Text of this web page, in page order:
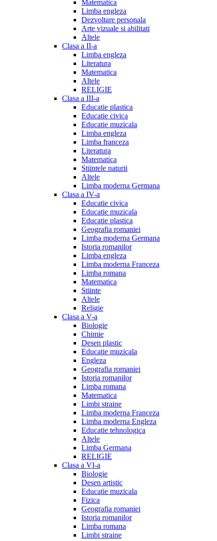
Matematica
Limba engleza
Dezvoltare personala
Arte vizuale si abilitati
Altele
Clasa a II-a
Limba engleza
Literatura
Matematica
Altele
RELIGIE
Clasa a III-a
Educatie plastica
Educatie civica
Educatie muzicala
Limba engleza
Limba franceza
Literatura
Matematica
Stiintele naturii
Altele
Limba moderna Germana
Clasa a IV-a
Educatie civica
Educatie muzicala
Educatie plastica
Geografia romaniei
Limba moderna Germana
Istoria romanilor
Limba engleza
Limba moderna Franceza
Limba romana
Matematica
Stiinte
Altele
Religie
Clasa a V-a
Biologie
Chimie
Desen plastic
Educatie muzicala
Engleza
Geografia romaniei
Istoria romanilor
Limba romana
Matematica
Limbi straine
Limba moderna Franceza
Limba moderna Engleza
Educatie tehnologica
Altele
Limba Germana
RELIGIE
Clasa a VI-a
Biologie
Desen artistic
Educatie muzicala
Fizica
Geografia romaniei
Istoria romanilor
Limba romana
Limbi straine